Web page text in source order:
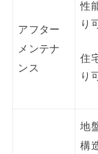
アフター
メンテナ
ンス
性
り
住
り
地
構